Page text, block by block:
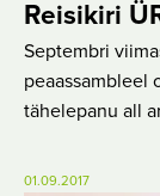
Reisikiri
Septembri
peaassambleel
tähelepanu all
01.09.2017